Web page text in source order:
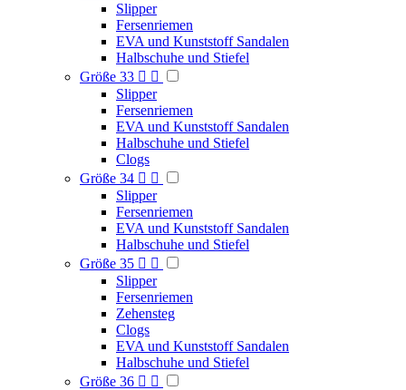
Slipper
Fersenriemen
EVA und Kunststoff Sandalen
Halbschuhe und Stiefel
Größe 33  
Slipper
Fersenriemen
EVA und Kunststoff Sandalen
Halbschuhe und Stiefel
Clogs
Größe 34  
Slipper
Fersenriemen
EVA und Kunststoff Sandalen
Halbschuhe und Stiefel
Größe 35  
Slipper
Fersenriemen
Zehensteg
Clogs
EVA und Kunststoff Sandalen
Halbschuhe und Stiefel
Größe 36  